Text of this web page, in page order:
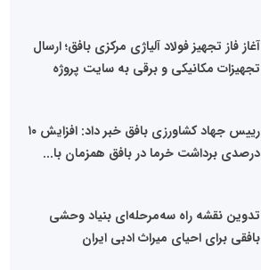
آغاز فاز تجهیز فولاد آلیاژی مرکزی بافق؛ ارسال
تجهیزات مکانیکی و برقی به سایت پروژه
رییس جهاد کشاورزی بافق خبر داد: افزایش ۱۰
درصدی برداشت خرما در بافق همزمان با...
تدوین نقشه راه سه‌مرحله‌ای بنیاد وحشی
بافقی برای احیای میراث ادبی ایران